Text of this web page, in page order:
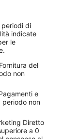
periodi di
indicate
le
del
non
e
periodo non
Diretto
a 0